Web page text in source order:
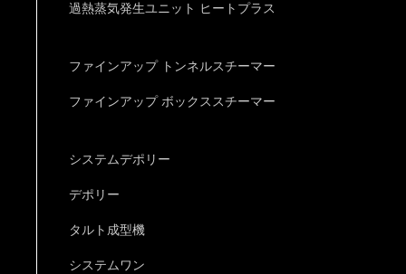
過熱蒸気発生ユニット ヒートプラス
ファインアップ トンネルスチーマー
ファインアップ ボックススチーマー
システムデポリー
デポリー
タルト成型機
システムワン